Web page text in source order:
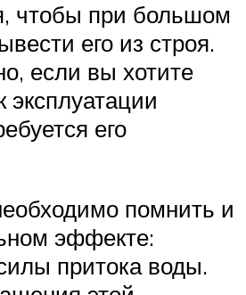
чтобы при большом
его из строя.
если вы хотите
эксплуатации
его
помнить и
эффекте:
притока воды.